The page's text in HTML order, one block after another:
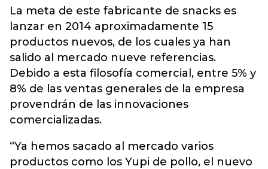
La meta de este fabricante de snacks es
lanzar en 2014 aproximadamente 15
productos nuevos, de los cuales ya han
salido al mercado nueve referencias.
Debido a esta filosofía comercial, entre 5% y
8% de las ventas generales de la empresa
provendrán de las innovaciones
comercializadas.
“Ya hemos sacado al mercado varios
productos como los Yupi de pollo, el nuevo